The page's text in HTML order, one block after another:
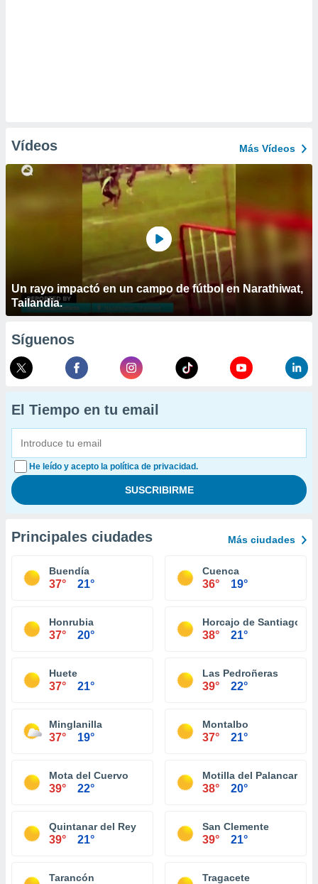
Vídeos Más Vídeos
Un rayo impactó en un campo de fútbol en Narathiwat,
Tailandia.
Síguenos
El Tiempo en tu email
He leído y acepto la política de privacidad.
Principales ciudades Más ciudades
Buendía
37° 21°
Cuenca
36° 19°
Honrubia
37° 20°
Horcajo de Santiago
38° 21°
Huete
37° 21°
Las Pedroñeras
39° 22°
Minglanilla
37° 19°
Montalbo
37° 21°
Mota del Cuervo
39° 22°
Motilla del Palancar
38° 20°
Quintanar del Rey
39° 21°
San Clemente
39° 21°
Tarancón Tragacete